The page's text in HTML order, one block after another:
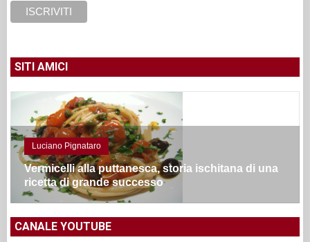
SITI AMICI
Luciano Pignataro
Vermicelli alla puttanesca, storia ischitana di una
ricetta di grande successo
CANALE YOUTUBE